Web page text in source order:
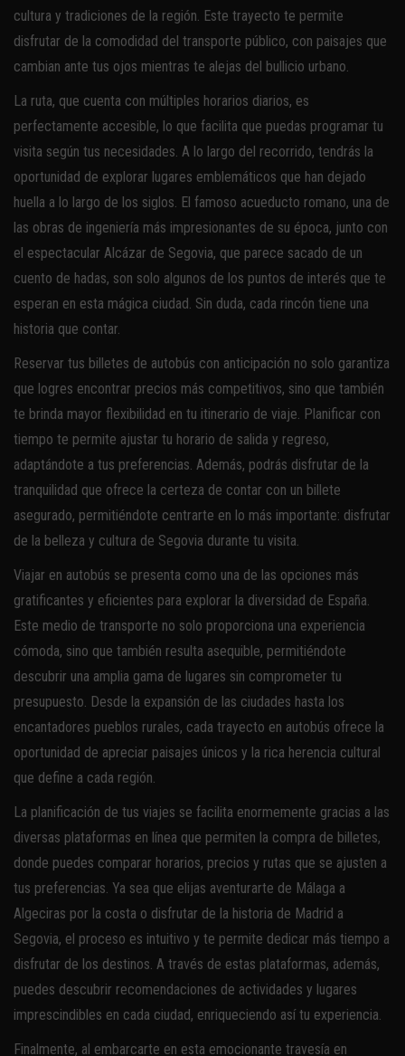
cultura y tradiciones de la región. Este trayecto te permite
disfrutar de la comodidad del transporte público, con paisajes que
cambian ante tus ojos mientras te alejas del bullicio urbano.
La ruta, que cuenta con múltiples horarios diarios, es
perfectamente accesible, lo que facilita que puedas programar tu
visita según tus necesidades. A lo largo del recorrido, tendrás la
oportunidad de explorar lugares emblemáticos que han dejado
huella a lo largo de los siglos. El famoso acueducto romano, una de
las obras de ingeniería más impresionantes de su época, junto con
el espectacular Alcázar de Segovia, que parece sacado de un
cuento de hadas, son solo algunos de los puntos de interés que te
esperan en esta mágica ciudad. Sin duda, cada rincón tiene una
historia que contar.
Reservar tus billetes de autobús con anticipación no solo garantiza
que logres encontrar precios más competitivos, sino que también
te brinda mayor flexibilidad en tu itinerario de viaje. Planificar con
tiempo te permite ajustar tu horario de salida y regreso,
adaptándote a tus preferencias. Además, podrás disfrutar de la
tranquilidad que ofrece la certeza de contar con un billete
asegurado, permitiéndote centrarte en lo más importante: disfrutar
de la belleza y cultura de Segovia durante tu visita.
Viajar en autobús se presenta como una de las opciones más
gratificantes y eficientes para explorar la diversidad de España.
Este medio de transporte no solo proporciona una experiencia
cómoda, sino que también resulta asequible, permitiéndote
descubrir una amplia gama de lugares sin comprometer tu
presupuesto. Desde la expansión de las ciudades hasta los
encantadores pueblos rurales, cada trayecto en autobús ofrece la
oportunidad de apreciar paisajes únicos y la rica herencia cultural
que define a cada región.
La planificación de tus viajes se facilita enormemente gracias a las
diversas plataformas en línea que permiten la compra de billetes,
donde puedes comparar horarios, precios y rutas que se ajusten a
tus preferencias. Ya sea que elijas aventurarte de Málaga a
Algeciras por la costa o disfrutar de la historia de Madrid a
Segovia, el proceso es intuitivo y te permite dedicar más tiempo a
disfrutar de los destinos. A través de estas plataformas, además,
puedes descubrir recomendaciones de actividades y lugares
imprescindibles en cada ciudad, enriqueciendo así tu experiencia.
Finalmente, al embarcarte en esta emocionante travesía en